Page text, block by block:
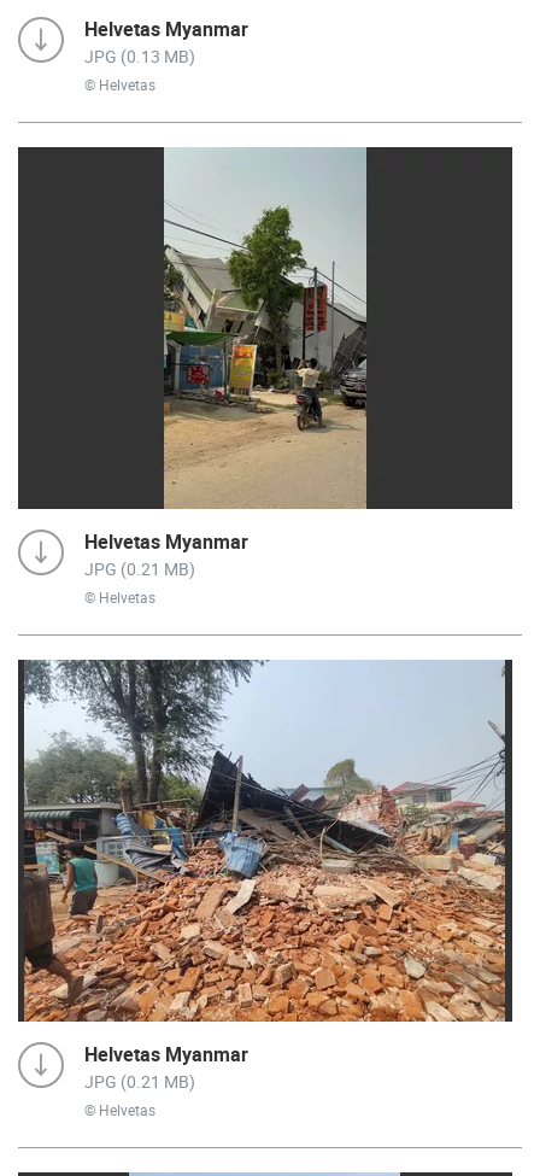
Helvetas Myanmar
JPG (0.13 MB)
© Helvetas
Helvetas Myanmar
JPG (0.21 MB)
© Helvetas
Helvetas Myanmar
JPG (0.21 MB)
© Helvetas